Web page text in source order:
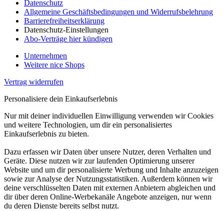
Datenschutz
Allgemeine Geschäftsbedingungen und Widerrufsbelehrung
Barrierefreiheitserklärung
Datenschutz-Einstellungen
Abo-Verträge hier kündigen
Unternehmen
Weitere nice Shops
Vertrag widerrufen
Personalisiere dein Einkaufserlebnis
Nur mit deiner individuellen Einwilligung verwenden wir Cookies
und weitere Technologien, um dir ein personalisiertes
Einkaufserlebnis zu bieten.
Dazu erfassen wir Daten über unsere Nutzer, deren Verhalten und
Geräte. Diese nutzen wir zur laufenden Optimierung unserer
Website und um dir personalisierte Werbung und Inhalte anzuzeigen
sowie zur Analyse der Nutzungsstatistiken. Außerdem können wir
deine verschlüsselten Daten mit externen Anbietern abgleichen und
dir über deren Online-Werbekanäle Angebote anzeigen, nur wenn
du deren Dienste bereits selbst nutzt.